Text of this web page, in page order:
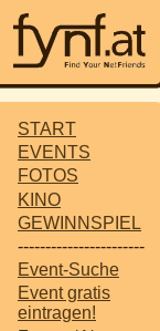
START
EVENTS
FOTOS
KINO
GEWINNSPIEL
-----------------------
Event-Suche
Event gratis
eintragen!